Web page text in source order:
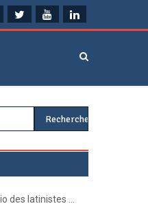
Rechercher :
des latinistes …